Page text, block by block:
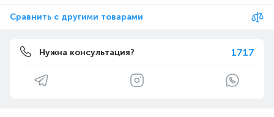
Сравнить с другими товарами
Нужна консультация? 1717